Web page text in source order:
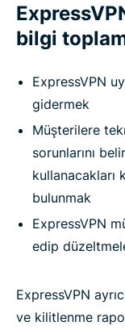
bilgi
ExpressVPN
gidermek
Müşterilere
sorunlarını
kullanacakları
bulunmak
ExpressVPN
edip
ExpressVPN
ve kilitlenme